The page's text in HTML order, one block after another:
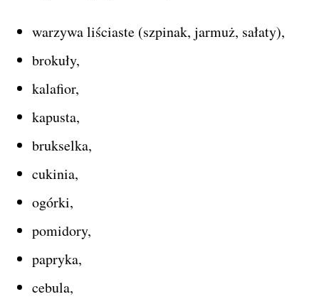
warzywa liściaste (szpinak, jarmuż, sałaty),
brokuły,
kalafior,
kapusta,
brukselka,
cukinia,
ogórki,
pomidory,
papryka,
cebula,